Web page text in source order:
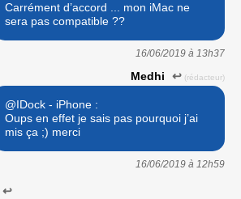
Carrément d’accord ... mon iMac ne
sera pas compatible ??
16/06/2019 à 13h37
Medhi ↩ (rédacteur)
@IDock - iPhone :
Oups en effet je sais pas pourquoi j’ai
mis ça ;) merci
16/06/2019 à 12h59
↩